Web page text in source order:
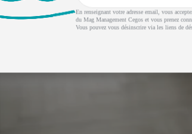
En renseignant votre adresse email, vous
du Mag Management Cegos et vous prenez
Vous pouvez vous désinscrire via les liens de